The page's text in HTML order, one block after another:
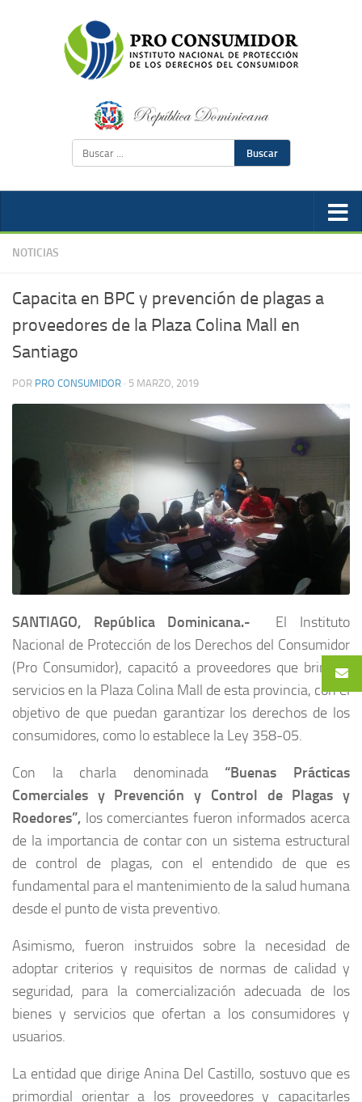
Buscar
NOTICIAS
Capacita en BPC y prevención de plagas a
proveedores de la Plaza Colina Mall en
Santiago
POR PRO CONSUMIDOR · 5 MARZO, 2019
SANTIAGO, República Dominicana.- El Instituto
Nacional de Protección de los Derechos del Consumidor
(Pro Consumidor), capacitó a proveedores que brindan
servicios en la Plaza Colina Mall de esta provincia, con el
objetivo de que puedan garantizar los derechos de los
consumidores, como lo establece la Ley 358-05.
Con la charla denominada “Buenas Prácticas
Comerciales y Prevención y Control de Plagas y
Roedores”, los comerciantes fueron informados acerca
de la importancia de contar con un sistema estructural
de control de plagas, con el entendido de que es
fundamental para el mantenimiento de la salud humana
desde el punto de vista preventivo.
Asimismo, fueron instruidos sobre la necesidad de
adoptar criterios y requisitos de normas de calidad y
seguridad, para la comercialización adecuada de los
bienes y servicios que ofertan a los consumidores y
usuarios.
La entidad que dirige Anina Del Castillo, sostuvo que es
primordial orientar a los proveedores y capacitarles